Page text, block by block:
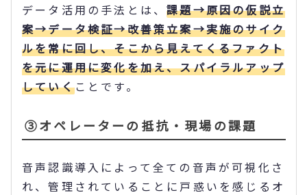
データ活用の手法とは、課題→原因の仮説立
案→データ検証→改善策立案→実施のサイク
ルを常に回し、そこから見えてくるファクト
を元に運用に変化を加え、スパイラルアップ
していくことです。
③オペレーターの抵抗・現場の課題
音声認識導入によって全ての音声が可視化さ
れ、管理されていることに戸惑いを感じるオ